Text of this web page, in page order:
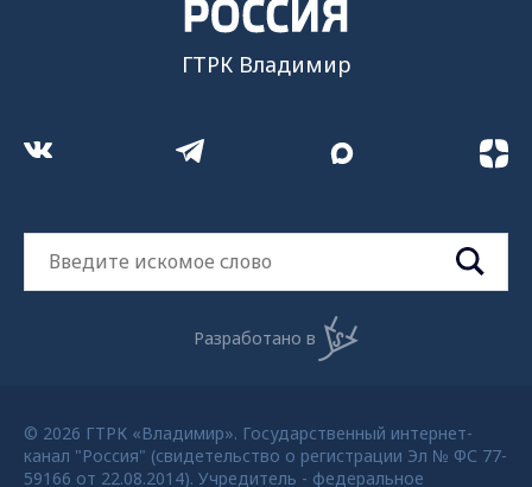
ГТРК Владимир
Разработано в
© 2026 ГТРК «Владимир». Государственный интернет-
канал "Россия" (свидетельство о регистрации Эл № ФС 77-
59166 от 22.08.2014). Учредитель - федеральное